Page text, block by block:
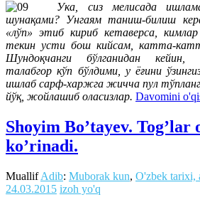
Ука, сиз мелисада
шунақами? Унгаям таниш‑билиш
«лўп» этиб кириб кетаверса,
текин усти бош кийсам,
Шундоқчанги бўлганидан кейин,
талабгор кўп бўлдими, у ёғини
ишлаб сарф‑харжга жичча пул
йўқ, жойлашиб оласизлар. Davomini
Shoyim Bo’tayev. Tog’lar
ko’rinadi.
MuallifAdib: Muborak kun, O'zbek tarixi,
24.03.2015 izoh yo'q